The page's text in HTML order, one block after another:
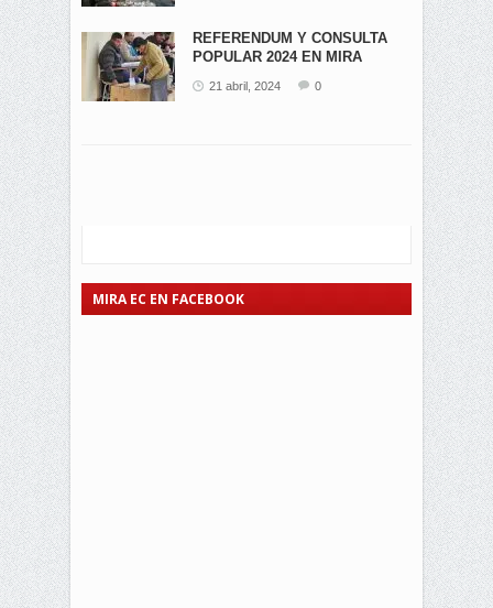
REFERENDUM Y CONSULTA
POPULAR 2024 EN MIRA
21 abril, 2024 0
MIRA EC EN FACEBOOK